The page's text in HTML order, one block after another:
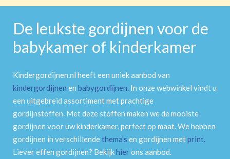
De leukste gordijnen voor de
babykamer of kinderkamer
Kindergordijnen.nl heeft een uniek aanbod van
kindergordijnen en babygordijnen. In onze webwinkel vindt u
een uitgebreid assortiment met prachtige
gordijnstoffen. Met deze stoffen maken we de mooiste
gordijnen voor uw kinderkamer, perfect op maat. We hebben
gordijnen in verschillendethema's en gordijnen metprint.
Liever effen gordijnen? Bekijkhierons aanbod.